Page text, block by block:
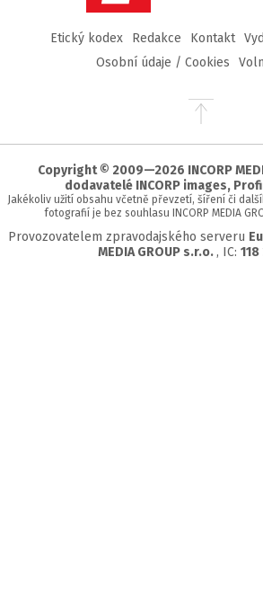
Etický kodex Redakce Kontakt
Osobní údaje / Cookies
Přejít
stránky
Copyright © 2009—2026 INCORP
dodavatelé INCORP images,
Jakékoliv užití obsahu včetně převzetí, šíření či
fotografií je bez souhlasu INCORP MEDIA
Provozovatelem zpravodajského serveru
MEDIA GROUP s.r.o. , IC: